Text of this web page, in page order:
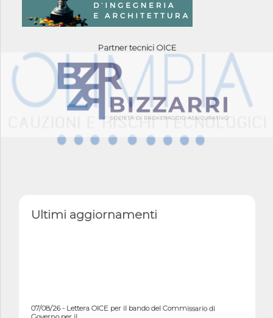
Partner tecnici OICE
Ultimi aggiornamenti
07/08/26 - Lettera OICE per il bando del Commissario di
Governo per il ...